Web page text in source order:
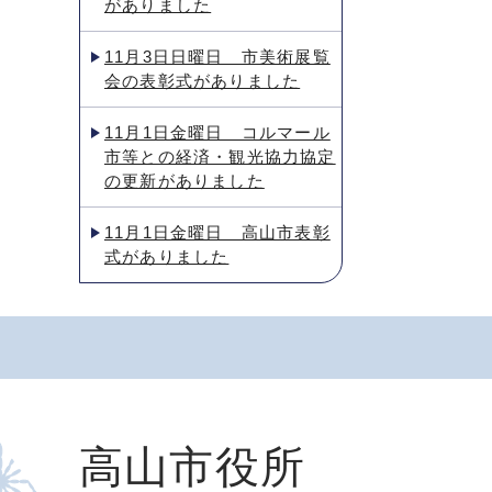
がありました
11月3日日曜日 市美術展覧
会の表彰式がありました
11月1日金曜日 コルマール
市等との経済・観光協力協定
の更新がありました
11月1日金曜日 高山市表彰
式がありました
高山市役所